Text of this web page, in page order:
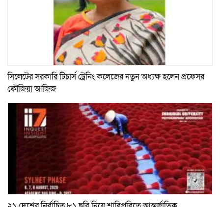
সিলেটের সরকারি টিচার্স ট্রেনিং কলেজের নতুন অধ্যক্ষ হলেন প্রফেসর
ফৌজিয়া আজিজ